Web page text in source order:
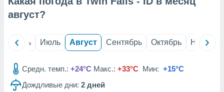
из
данных
август?
Июнь Июль Август Сентябрь Октябрь Ноябрь
Средн. темп.: +24°C Макс.: +33°C Мин: +15°C
Дождливые дни: 2 дней